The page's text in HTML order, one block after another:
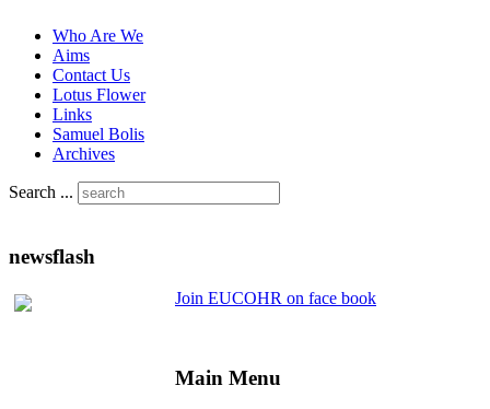
Who Are We
Aims
Contact Us
Lotus Flower
Links
Samuel Bolis
Archives
Search ...
newsflash
Join EUCOHR on face book
Main Menu